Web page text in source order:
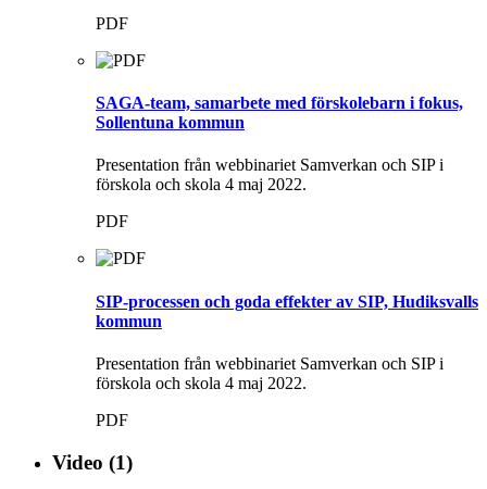
PDF
SAGA-team, samarbete med förskolebarn i fokus,
Sollentuna kommun
Presentation från webbinariet Samverkan och SIP i
förskola och skola 4 maj 2022.
PDF
SIP-processen och goda effekter av SIP, Hudiksvalls
kommun
Presentation från webbinariet Samverkan och SIP i
förskola och skola 4 maj 2022.
PDF
Video (1)